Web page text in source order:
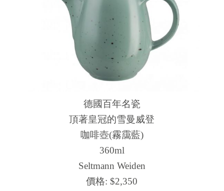
德國百年名瓷
頂著皇冠的雪曼威登
咖啡壺(霧靄藍)
360ml
Seltmann Weiden
價格: $2,350